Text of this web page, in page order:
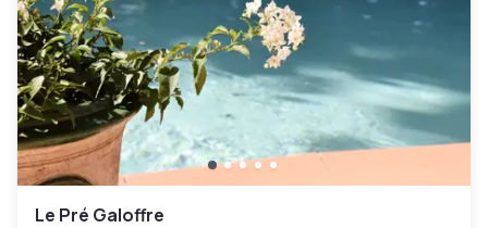
Le Pré Galoffre